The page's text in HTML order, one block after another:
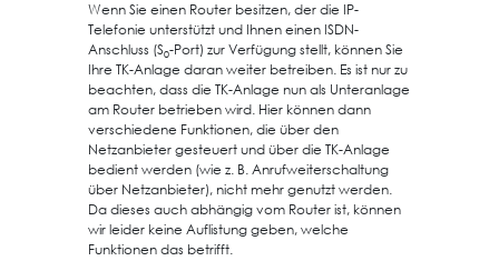
Wenn Sie einen Router besitzen, der die IP-
Telefonie unterstützt und Ihnen einen ISDN-
Anschluss (S0-Port) zur Verfügung stellt, können Sie
Ihre TK-Anlage daran weiter betreiben. Es ist nur zu
beachten, dass die TK-Anlage nun als Unteranlage
am Router betrieben wird. Hier können dann
verschiedene Funktionen, die über den
Netzanbieter gesteuert und über die TK-Anlage
bedient werden (wie z. B. Anrufweiterschaltung
über Netzanbieter), nicht mehr genutzt werden.
Da dieses auch abhängig vom Router ist, können
wir leider keine Auflistung geben, welche
Funktionen das betrifft.